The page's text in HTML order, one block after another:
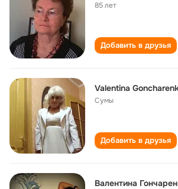
85 лет
Добавить в друзья
Valentina
Сумы
Добавить в друзья
Валентина